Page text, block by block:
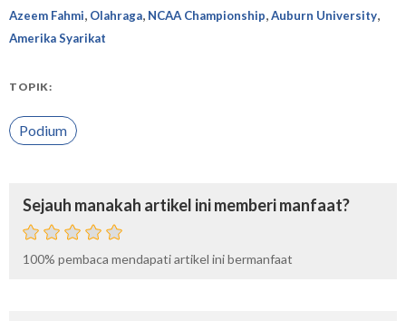
Azeem Fahmi Olahraga NCAA Championship Auburn University
Amerika Syarikat
TOPIK:
Podium
Sejauh manakah artikel ini memberi manfaat?
100% pembaca mendapati artikel ini bermanfaat